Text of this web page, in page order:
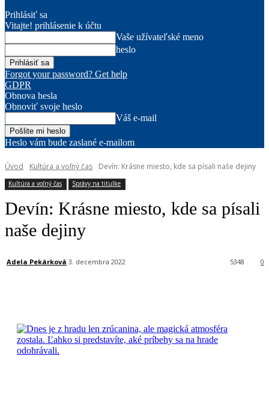
Prihlásiť sa
Vitajte! prihlásenie k účtu
Vaše užívateľské meno
heslo
Forgot your password? Get help
GDPR
Obnova hesla
Obnoviť svoje heslo
Váš e-mail
Heslo vám bude zaslané e-mailom
Úvod Kultúra a voľný čas Devín: Krásne miesto, kde sa písali naše dejiny
Kultúra a voľný čas Správy na titulke
Devín: Krásne miesto, kde sa písali
naše dejiny
Adela Pekárková 3. decembra 2022 0
5348